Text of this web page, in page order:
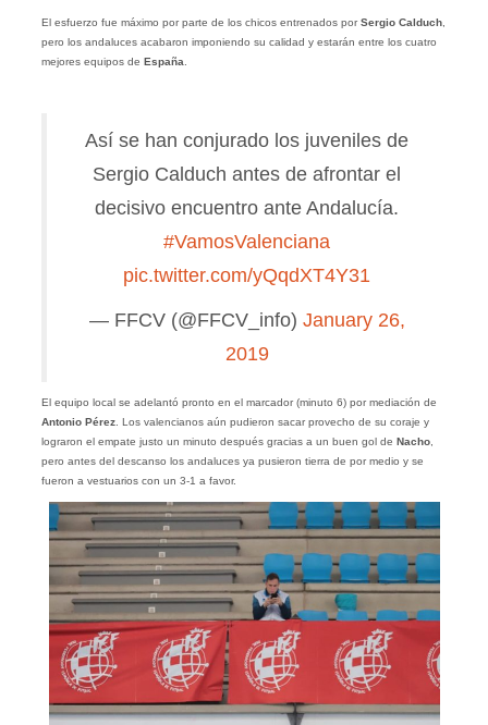
El esfuerzo fue máximo por parte de los chicos entrenados porSergio Calduch,
pero los andaluces acabaron imponiendo su calidad y estarán entre los cuatro
mejores equipos de España.
Así se han conjurado los juveniles de
Sergio Calduch antes de afrontar el
decisivo encuentro ante Andalucía.
#VamosValenciana
pic.twitter.com/yQqdXT4Y31
— FFCV (@FFCV_info) January 26,
2019
El equipo local se adelantó pronto en el marcador (minuto 6) por mediación de
Antonio Pérez. Los valencianos aún pudieron sacar provecho de su coraje y
lograron el empate justo un minuto después gracias a un buen gol de Nacho,
pero antes del descanso los andaluces ya pusieron tierra de por medio y se
fueron a vestuarios con un 3-1 a favor.